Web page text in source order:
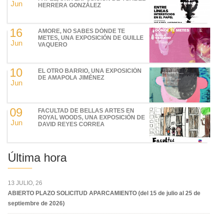
Jun
HERRERA GONZÁLEZ
16
Jun
AMORE, NO SABES DÓNDE TE
METES, UNA EXPOSICIÓN DE GUILLE
VAQUERO
10
Jun
EL OTRO BARRIO, UNA EXPOSICIÓN
DE AMAPOLA JIMÉNEZ
09
Jun
FACULTAD DE BELLAS ARTES EN
ROYAL WOODS, UNA EXPOSICIÓN DE
DAVID REYES CORREA
Última hora
13 JULIO, 26
ABIERTO PLAZO SOLICITUD APARCAMIENTO (del 15 de julio al 25 de
septiembre de 2026)